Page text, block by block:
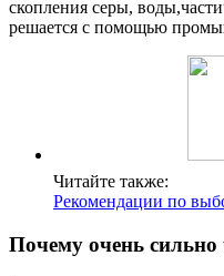
скопления серы,
решается с помощью
Читайте также:
Рекомендации по
Почему очень сильно